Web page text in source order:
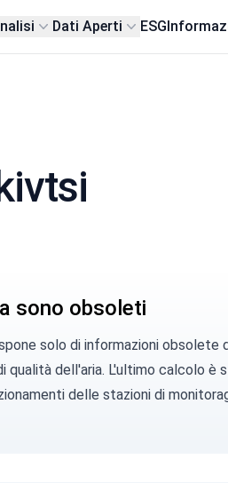
Dati Aperti ESG
sono obsoleti
solo di informazioni obsolete
qualità dell'aria. L'ultimo calcolo
delle stazioni di